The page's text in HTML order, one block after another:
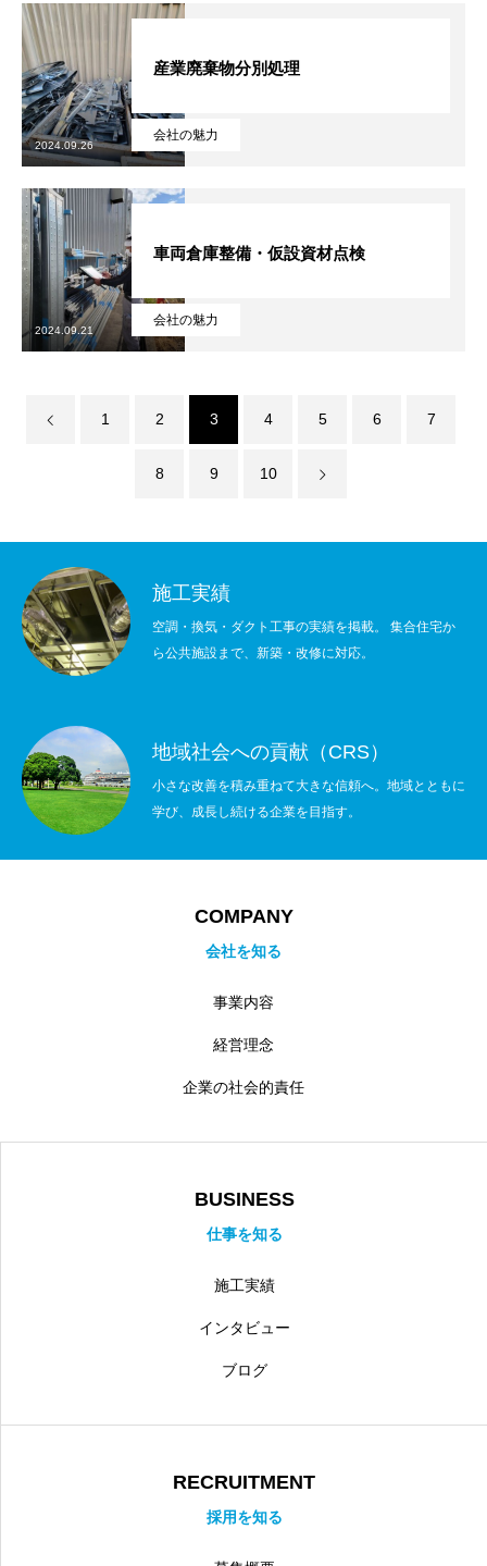
会社の魅力
産業廃棄物分別処理
2024.09.26
会社の魅力
車両倉庫整備・仮設資材点検
2024.09.21
1 2 3 4 5 6 7
8 9 10
施工実績
空調・換気・ダクト工事の実績を掲載。 集合住宅か
ら公共施設まで、新築・改修に対応。
地域社会への貢献（CRS）
小さな改善を積み重ねて大きな信頼へ。地域とともに
学び、成長し続ける企業を目指す。
COMPANY
会社を知る
事業内容
経営理念
企業の社会的責任
BUSINESS
仕事を知る
施工実績
インタビュー
ブログ
RECRUITMENT
採用を知る